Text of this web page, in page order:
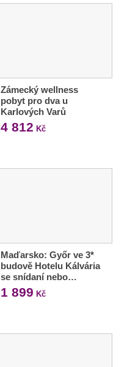
Zámecký wellness
pobyt pro dva u
Karlových Varů
4 812 Kč
Maďarsko: Győr ve 3*
budově Hotelu Kálvária
se snídaní nebo…
1 899 Kč